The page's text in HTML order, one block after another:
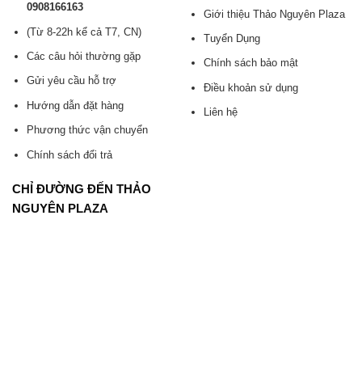
0908166163
(Từ 8-22h kể cả T7, CN)
Các câu hỏi thường gặp
Gửi yêu cầu hỗ trợ
Hướng dẫn đặt hàng
Phương thức vận chuyển
Chính sách đổi trả
Giới thiệu Thảo Nguyên Plaza
Tuyển Dụng
Chính sách bảo mật
Điều khoản sử dụng
Liên hệ
CHỈ ĐƯỜNG ĐẾN THẢO
NGUYÊN PLAZA